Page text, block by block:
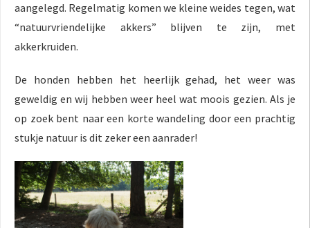
aangelegd. Regelmatig komen we kleine weides tegen, wat
“natuurvriendelijke akkers” blijven te zijn, met
akkerkruiden.
De honden hebben het heerlijk gehad, het weer was
geweldig en wij hebben weer heel wat moois gezien. Als je
op zoek bent naar een korte wandeling door een prachtig
stukje natuur is dit zeker een aanrader!